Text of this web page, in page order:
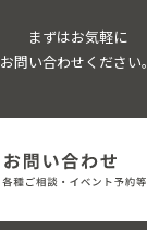
まずはお気軽に
お問い合わせください。